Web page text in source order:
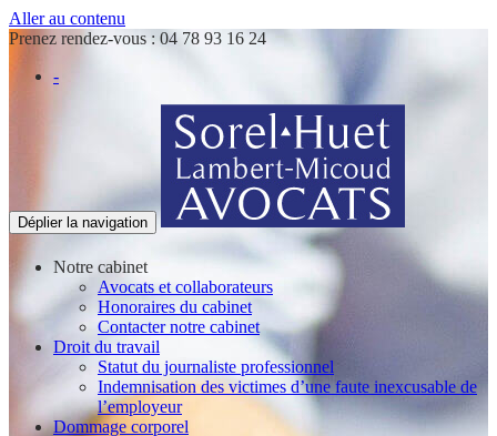
Aller au contenu
Prenez rendez-vous : 04 78 93 16 24
-
Déplier la navigation
Notre cabinet
Avocats et collaborateurs
Honoraires du cabinet
Contacter notre cabinet
Droit du travail
Statut du journaliste professionnel
Indemnisation des victimes d’une faute inexcusable de
l’employeur
Dommage corporel